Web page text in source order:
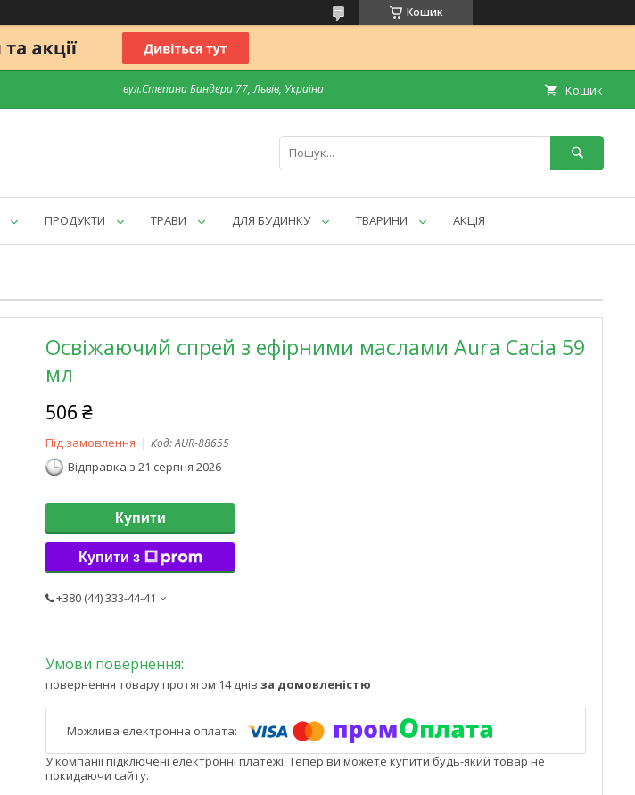
Кошик
вул.Степана Бандери 77, Львів, Україна Кошик
ПРОДУКТИ ТРАВИ ДЛЯ БУДИНКУ ТВАРИНИ АКЦІЯ
Освіжаючий спрей з ефірними маслами Aura Cacia 59
мл
506 ₴
Під замовлення Код:AUR-88655
Відправка з 21 серпня 2026
Купити
Купити з
+380 (44) 333-44-41
повернення товару протягом 14 днів за домовленістю
У компанії підключені електронні платежі. Тепер ви можете купити будь-який товар не
покидаючи сайту.